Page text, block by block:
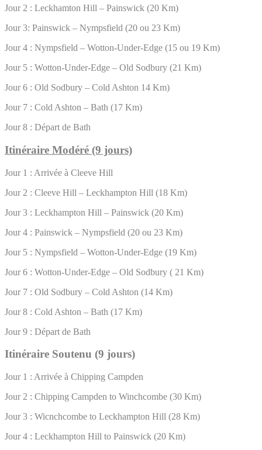
Jour 2 : Leckhamton Hill – Painswick (20 Km)
Jour 3: Painswick – Nympsfield (20 ou 23 Km)
Jour 4 : Nympsfield – Wotton-Under-Edge (15 ou 19 Km)
Jour 5 : Wotton-Under-Edge – Old Sodbury (21 Km)
Jour 6 : Old Sodbury – Cold Ashton 14 Km)
Jour 7 : Cold Ashton – Bath (17 Km)
Jour 8 : Départ de Bath
Itinéraire Modéré (9 jours)
Jour 1 : Arrivée à Cleeve Hill
Jour 2 : Cleeve Hill – Leckhampton Hill (18 Km)
Jour 3 : Leckhampton Hill – Painswick (20 Km)
Jour 4 : Painswick – Nympsfield (20 ou 23 Km)
Jour 5 : Nympsfield – Wotton-Under-Edge (19 Km)
Jour 6 : Wotton-Under-Edge – Old Sodbury ( 21 Km)
Jour 7 : Old Sodbury – Cold Ashton (14 Km)
Jour 8 : Cold Ashton – Bath (17 Km)
Jour 9 : Départ de Bath
Itinéraire Soutenu (9 jours)
Jour 1 : Arrivée à Chipping Campden
Jour 2 : Chipping Campden to Winchcombe (30 Km)
Jour 3 : Wicnchcombe to Leckhampton Hill (28 Km)
Jour 4 : Leckhampton Hill to Painswick (20 Km)